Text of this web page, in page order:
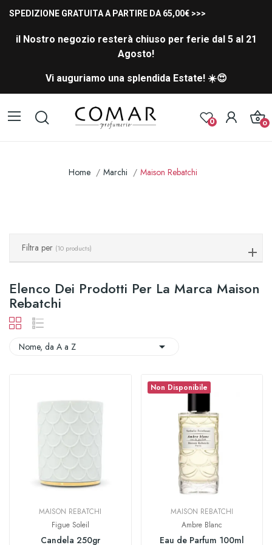
SPEDIZIONE GRATUITA A PARTIRE DA 65,00€ >>>
il Nostro negozio resterà chiuso per ferie dal 5 al 21
Agosto!
Vi auguriamo una splendida Estate! ☀️😍
0 0
Home Marchi Maison Rebatchi
Filtra per (10 products)
Elenco Dei Prodotti Per La Marca Maison
Rebatchi
Nome, da A a Z 
MAISON REBATCHI
Figue Soleil
Candela 250gr
Non Disponibile
MAISON REBATCHI
Ambre Blanc
Eau de Parfum 100ml